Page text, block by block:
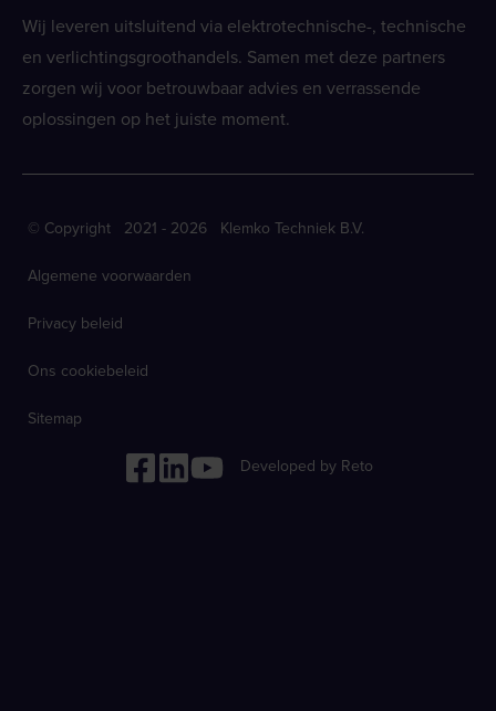
Wij leveren uitsluitend via elektrotechnische-, technische
en verlichtingsgroothandels. Samen met deze partners
zorgen wij voor betrouwbaar advies en verrassende
oplossingen op het juiste moment.
© Copyright 2021 - 2026 Klemko Techniek B.V.
Algemene voorwaarden
Privacy beleid
Ons cookiebeleid
Sitemap
Developed by Reto